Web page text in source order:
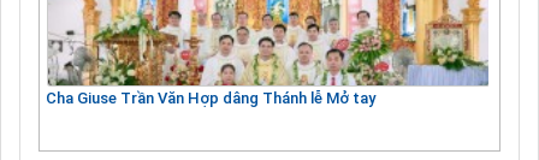
Cha Giuse Trần Văn Hợp dâng Thánh lễ Mở tay